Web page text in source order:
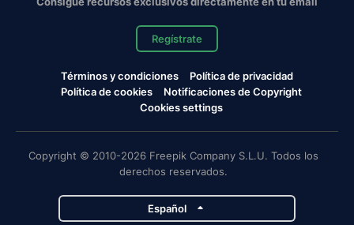
Regístrate
Términos y condiciones
Política de privacidad
Política de cookies
Notificaciones de Copyright
Cookies settings
Copyright © 2010-2026 Freepik Company S.L.U. Todos los
derechos reservados.
Español